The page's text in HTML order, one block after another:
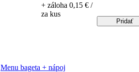
Menu bageta + nápoj
+ záloha 0,15 € /
za kus
Pridať